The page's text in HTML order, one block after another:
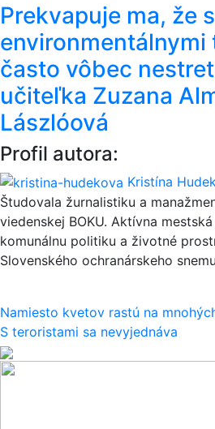
Prekvapuje ma, že
environmentálnymi
často vôbec
učiteľka Zuzana
Lászlóová
Profil autora:
Kristína
Študovala žurnalistiku a
viedenskej BOKU. Aktívna
komunálnu politiku a životné
Slovenského ochranárskeho
Navigácia
v
článku
Namiesto kvetov rastú na
S teroristami sa nevyjednáva